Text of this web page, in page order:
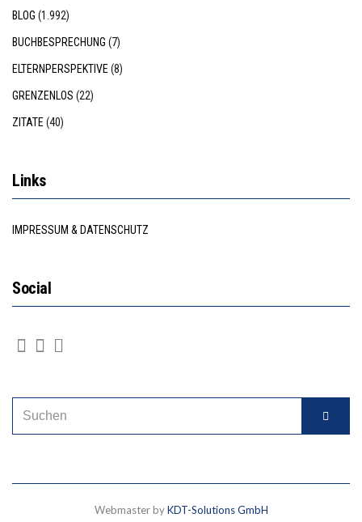
BLOG (1.992)
BUCHBESPRECHUNG (7)
ELTERNPERSPEKTIVE(8)
GRENZENLOS (22)
ZITATE(40)
Links
IMPRESSUM & DATENSCHUTZ
Social
Webmaster byKDT-Solutions GmbH